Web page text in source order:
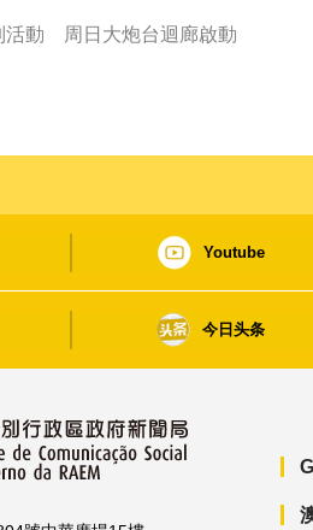
活動 周日大炮台迴廊啟動
Youtube
今日头条